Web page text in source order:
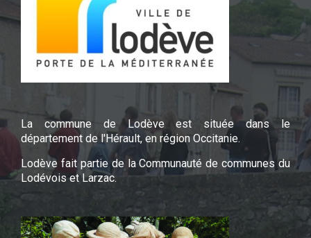
La commune de Lodève est située dans le
département de l'Hérault, en région Occitanie.
Lodève fait partie de la Communauté de communes du
Lodévois et Larzac.